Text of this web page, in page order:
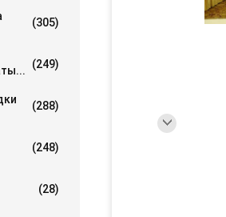
(305)
(249)
(288)
(248)
(28)